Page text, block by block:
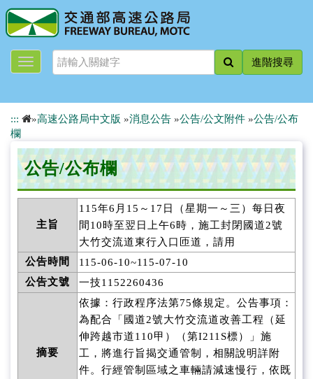
跳
到
主
進階搜尋
::: »高速公路局中文版 »消息公告 »公告/公文附件 »公告/公布
欄
公告/公布欄
主旨
115年6月15～17日（星期一～三）每日夜
間10時至翌日上午6時，施工封閉國道2號
大竹交流道東行入口匝道，請用
公告時間
115-06-10~115-07-10
公告文號
一技1152260436
摘要
依據：行政程序法第75條規定。公告事項：
為配合「國道2號大竹交流道改善工程（延
伸跨越市道110甲）（第I211S標）」施
工，將進行旨揭交通管制，相關說明詳附
件。行經管制區域之車輛請減速慢行，依既